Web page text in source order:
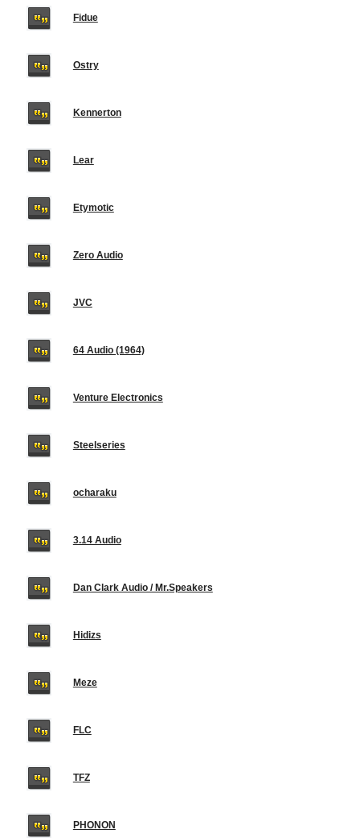
Fidue
Ostry
Kennerton
Lear
Etymotic
Zero Audio
JVC
64 Audio (1964)
Venture Electronics
Steelseries
ocharaku
3.14 Audio
Dan Clark Audio / Mr.Speakers
Hidizs
Meze
FLC
TFZ
PHONON